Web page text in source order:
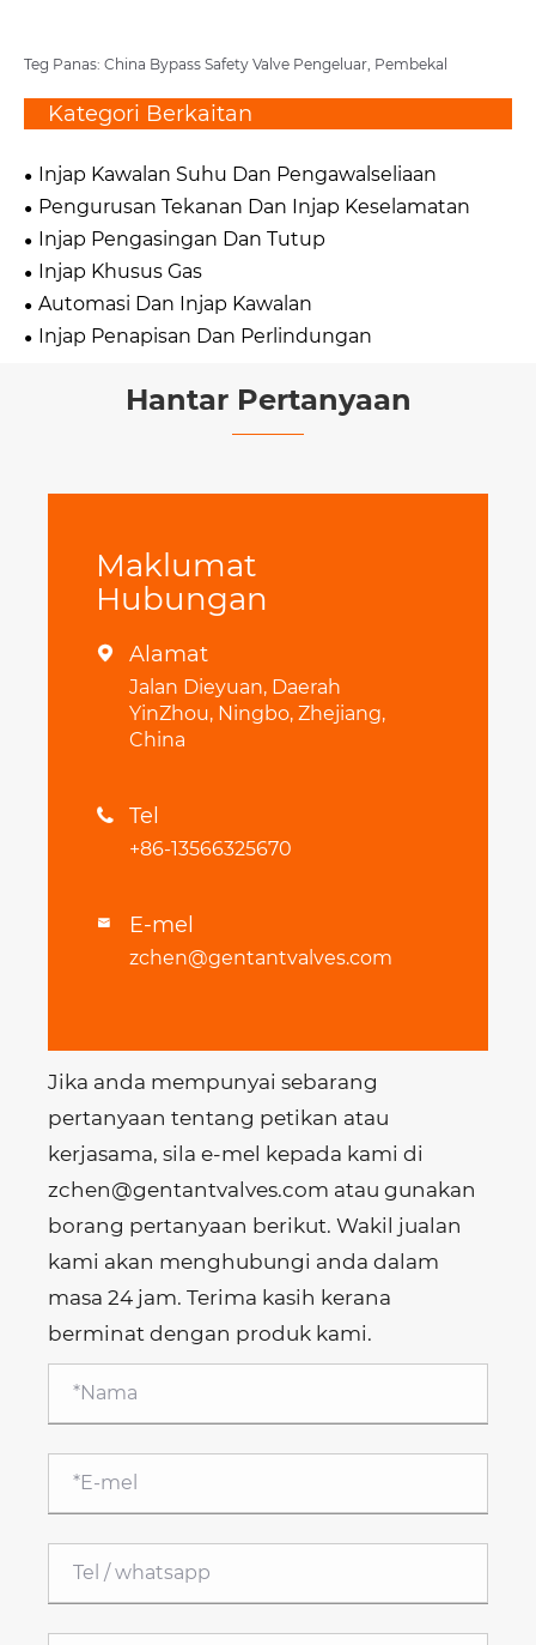
Teg Panas: China Bypass Safety Valve Pengeluar, Pembekal
Kategori Berkaitan
Injap Kawalan Suhu Dan Pengawalseliaan
Pengurusan Tekanan Dan Injap Keselamatan
Injap Pengasingan Dan Tutup
Injap Khusus Gas
Automasi Dan Injap Kawalan
Injap Penapisan Dan Perlindungan
Hantar Pertanyaan
Maklumat
Hubungan
 Alamat
Jalan Dieyuan, Daerah
YinZhou, Ningbo, Zhejiang,
China
 Tel
+86-13566325670
 E-mel
zchen@gentantvalves.com
Jika anda mempunyai sebarang
pertanyaan tentang petikan atau
kerjasama, sila e-mel kepada kami di
zchen@gentantvalves.com atau gunakan
borang pertanyaan berikut. Wakil jualan
kami akan menghubungi anda dalam
masa 24 jam. Terima kasih kerana
berminat dengan produk kami.